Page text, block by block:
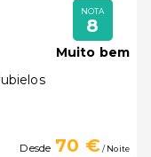
NOTA
8
Muito bem
Desde 70 €/ Noite